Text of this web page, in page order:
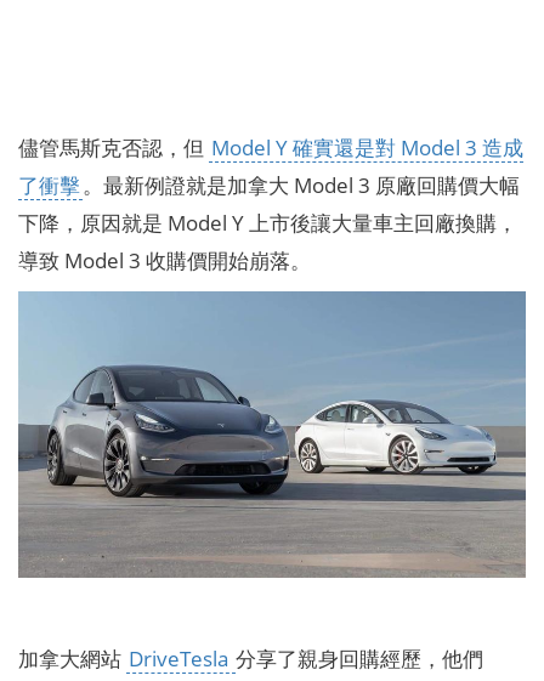
儘管馬斯克否認，但 Model Y 確實還是對 Model 3 造成
了衝擊。最新例證就是加拿大 Model 3 原廠回購價大幅
下降，原因就是 Model Y 上市後讓大量車主回廠換購，
導致 Model 3 收購價開始崩落。
加拿大網站 DriveTesla 分享了親身回購經歷，他們